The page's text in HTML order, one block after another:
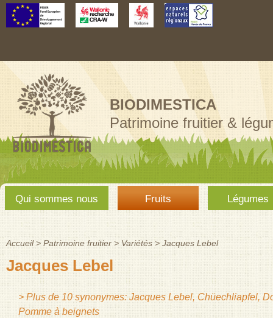
Aller au
contenu
BIODIMESTICA
Patrimoine fruitier &
Menu
principal
Qui sommes nous Fruits Légumes
Vous êtes ici
Accueil > Patrimoine fruitier > Variétés > Jacques Lebel
Jacques Lebel
> Plus de 10 synonymes: Jacques Lebel, Chüechliapfel,
Pomme à beignets